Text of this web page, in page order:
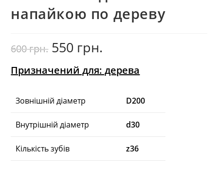
напайкою по дереву
600грн. Оригінальна
ціна:
600
550 грн.
Призначений для: дерева
Зовнішній діаметр D200
Внутрішній діаметр d30
Кількість зубів z36